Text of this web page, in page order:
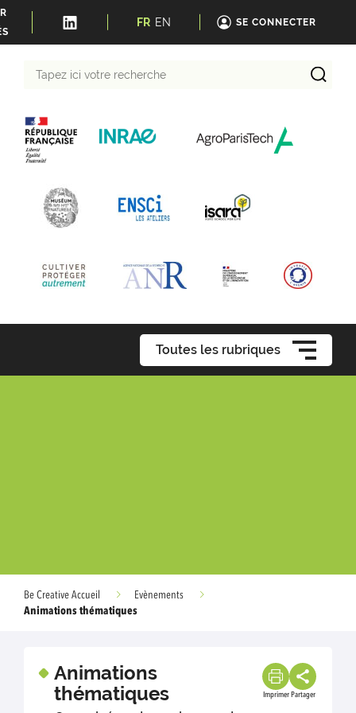
FR EN SE CONNECTER
Toutes les rubriques
Be Creative Accueil
Evènements
Animations thématiques
Animations
thématiques
Imprimer Partager